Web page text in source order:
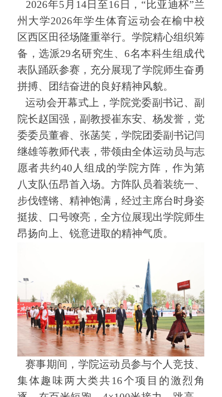
2026年5月14日至16日，“比亚迪杯”兰
州大学2026年学生体育运动会在榆中校
区西区田径场隆重举行。学院精心组织筹
备，选派29名研究生、6名本科生组成代
表队踊跃参赛，充分展现了学院师生奋勇
拼搏、团结奋进的良好精神风貌。
运动会开幕式上，学院党委副书记、副
院长赵国强，副教授崔东安、杨发誉，党
委委员董睿、张菡笑，学院团委副书记闫
继雄等教师代表，带领由全体运动员与志
愿者共约40人组成的学院方阵，作为第
八支队伍昂首入场。方阵队员着装统一、
步伐铿锵、精神饱满，经过主席台时身姿
挺拔、口号嘹亮，全方位展现出学院师生
昂扬向上、锐意进取的精神气质。
赛事期间，学院运动员参与个人竞技、
集体趣味两大类共 16个项目的激烈角